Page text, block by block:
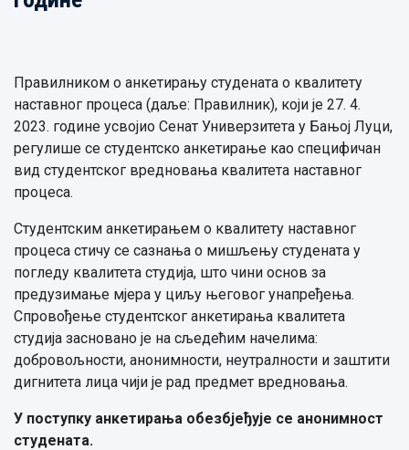
Правилником о анкетирању студената о квалитету
наставног процеса (даље: Правилник), који је 27. 4.
2023. године усвојио Сенат Универзитета у Бањој Луци,
регулише се студентско анкетирање као специфичан
вид студентског вредновања квалитета наставног
процеса.
Студентским анкетирањем о квалитету наставног
процеса стичу се сазнања о мишљењу студената у
погледу квалитета студија, што чини основ за
предузимање мјера у циљу његовог унапређења.
Спровођење студентског анкетирања квалитета
студија засновано је на сљедећим начелима:
добровољности, анонимности, неутралности и заштити
дигнитета лица чији је рад предмет вредновања.
У поступку анкетирања обезбјеђује се анонимност
студената.